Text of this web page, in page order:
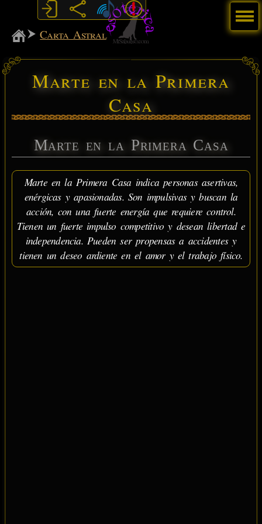
MiSabueso
Carta Astral
Marte en la Primera
Casa
Marte en la Primera Casa
Marte en la Primera Casa indica personas asertivas,
enérgicas y apasionadas. Son impulsivas y buscan la
acción, con una fuerte energía que requiere control.
Tienen un fuerte impulso competitivo y desean libertad e
independencia. Pueden ser propensas a accidentes y
tienen un deseo ardiente en el amor y el trabajo físico.
Menú